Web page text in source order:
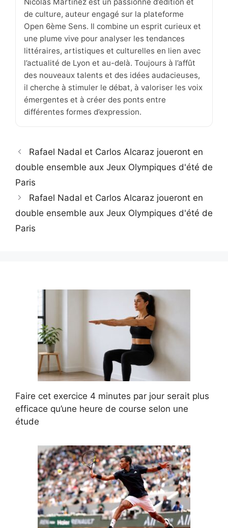
de culture, auteur engagé sur la plateforme
Open 6ème Sens. Il combine un esprit curieux et
une plume vive pour analyser les tendances
littéraires, artistiques et culturelles en lien avec
l’actualité de Lyon et au-delà. Toujours à l’affût
des nouveaux talents et des idées audacieuses,
il cherche à stimuler le débat, à valoriser les voix
émergentes et à créer des ponts entre
différentes formes d’expression.
Rafael Nadal et Carlos Alcaraz joueront en
double ensemble aux Jeux Olympiques d'été de
Paris
Rafael Nadal et Carlos Alcaraz joueront en
double ensemble aux Jeux Olympiques d'été de
Paris
Faire cet exercice 4 minutes par jour serait plus
efficace qu’une heure de course selon une
étude